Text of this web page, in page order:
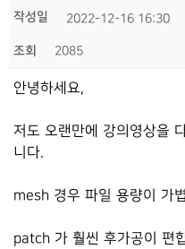
작성일 2022-12-16 16:30
조회 2085
안녕하세요,
저도 오랜만에 강의영상을
니다.
mesh 경우 파일 용량이 가
patch 가 훨씬 후가공이 편